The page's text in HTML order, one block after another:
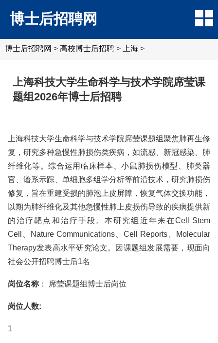
博士后招聘网
博士后招聘网 > 高校博士后招聘 > 上海 >
上海科技大学生命科学与技术学院席莹课
题组2026年博士后招聘
上海科技大学生命科学与技术学院席莹课题组聚焦肺再生修
复，研究多种急慢性肺损伤类疾病，如流感、新冠感染、肺
纤维化等。综合运用临床样本、小鼠肺损伤模型、肺类器
官、谱系示踪、单细胞多组学分析等前沿技术，研究肺损伤
修复，旨在重建受损的肺泡上皮屏障，恢复气体交换功能，
以期为肺纤维化及其他急慢性肺上皮损伤导致的疾病提供新
的治疗靶点和治疗手段。本研究组近年来在Cell Stem
Cell、Nature Communications、Cell Reports、Molecular
Therapy发表高水平研究论文。因课题组发展需要，现面向
社会公开招聘博士后1名
岗位名称 ： 席莹课题组博士后岗位
岗位人数:
1